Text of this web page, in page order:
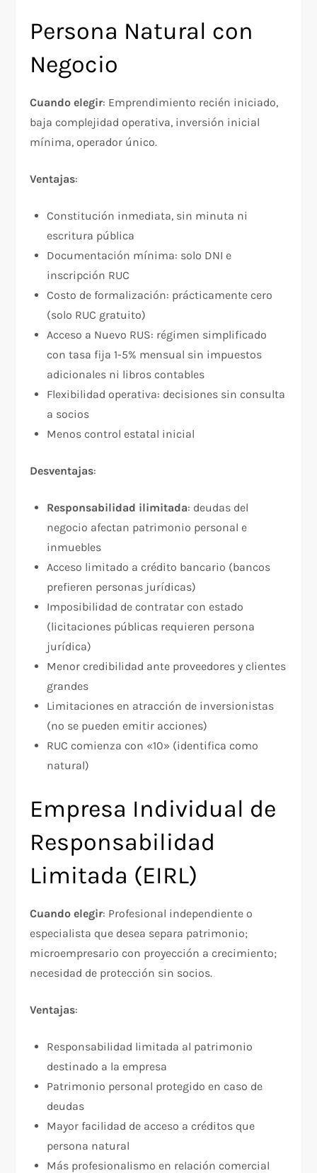
Persona Natural con
Negocio
Cuando elegir: Emprendimiento recién iniciado,
baja complejidad operativa, inversión inicial
mínima, operador único.
Ventajas:​
Constitución inmediata, sin minuta ni
escritura pública
Documentación mínima: solo DNI e
inscripción RUC
Costo de formalización: prácticamente cero
(solo RUC gratuito)
Acceso a Nuevo RUS: régimen simplificado
con tasa fija 1-5% mensual sin impuestos
adicionales ni libros contables
Flexibilidad operativa: decisiones sin consulta
a socios
Menos control estatal inicial
Desventajas:​
Responsabilidad ilimitada: deudas del
negocio afectan patrimonio personal e
inmuebles
Acceso limitado a crédito bancario (bancos
prefieren personas jurídicas)
Imposibilidad de contratar con estado
(licitaciones públicas requieren persona
jurídica)
Menor credibilidad ante proveedores y clientes
grandes
Limitaciones en atracción de inversionistas
(no se pueden emitir acciones)
RUC comienza con «10» (identifica como
natural)
Empresa Individual de
Responsabilidad
Limitada (EIRL)
Cuando elegir: Profesional independiente o
especialista que desea separa patrimonio;
microempresario con proyección a crecimiento;
necesidad de protección sin socios.
Ventajas:
Responsabilidad limitada al patrimonio
destinado a la empresa
Patrimonio personal protegido en caso de
deudas
Mayor facilidad de acceso a créditos que
persona natural
Más profesionalismo en relación comercial